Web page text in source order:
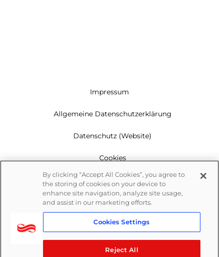
Impressum
Allgemeine Datenschutzerklärung
Datenschutz (Website)
Cookies
Garantie
Newsletter
Whistleblowing
By clicking “Accept All Cookies”, you agree to
the storing of cookies on your device to
enhance site navigation, analyze site usage,
and assist in our marketing efforts.
Cookies Settings
Reject All